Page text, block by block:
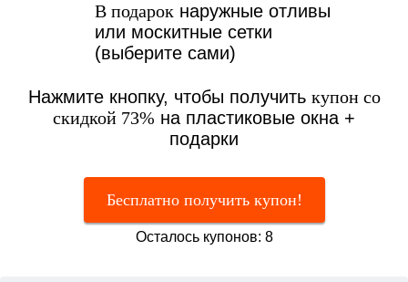
В подарок наружные отливы
или москитные сетки
(выберите сами)
Нажмите кнопку, чтобы получить купон со
скидкой 73% на пластиковые окна +
подарки
Бесплатно получить купон!
Осталось купонов: 8